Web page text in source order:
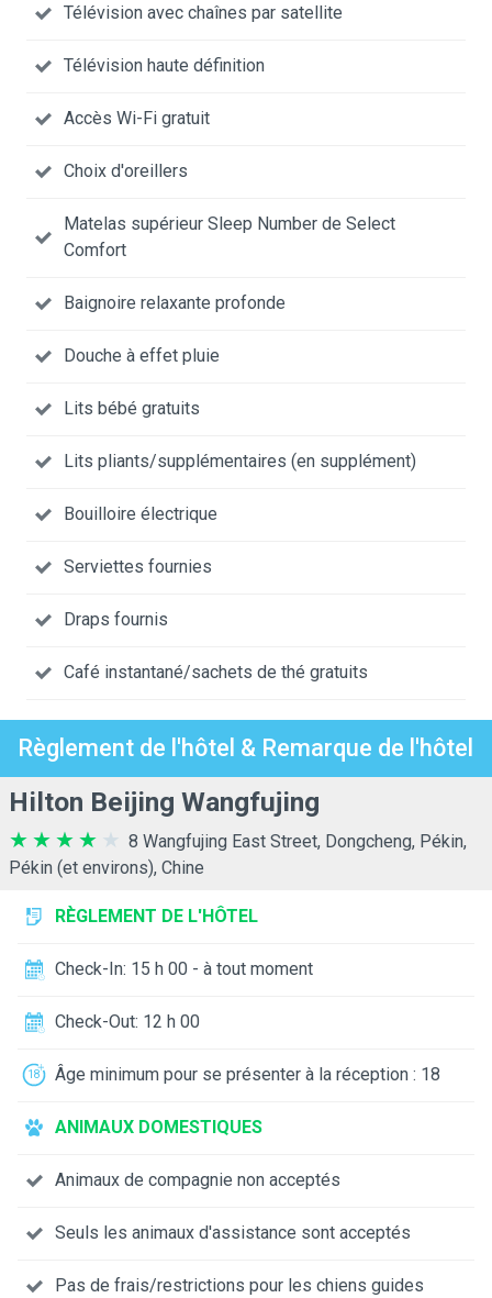
Télévision avec chaînes par satellite
Télévision haute définition
Accès Wi-Fi gratuit
Choix d'oreillers
Matelas supérieur Sleep Number de Select
Comfort
Baignoire relaxante profonde
Douche à effet pluie
Lits bébé gratuits
Lits pliants/supplémentaires (en supplément)
Bouilloire électrique
Serviettes fournies
Draps fournis
Café instantané/sachets de thé gratuits
Règlement de l'hôtel & Remarque de l'hôtel
Hilton Beijing Wangfujing
8 Wangfujing East Street, Dongcheng, Pékin,
Pékin (et environs), Chine
RÈGLEMENT DE L'HÔTEL
Check-In: 15 h 00 - à tout moment
Check-Out: 12 h 00
Âge minimum pour se présenter à la réception : 18
ANIMAUX DOMESTIQUES
Animaux de compagnie non acceptés
Seuls les animaux d'assistance sont acceptés
Pas de frais/restrictions pour les chiens guides